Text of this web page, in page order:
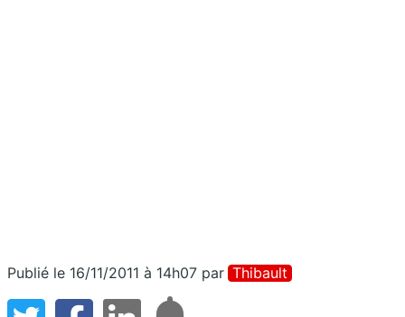
Publié le 16/11/2011 à 14h07 par Thibault